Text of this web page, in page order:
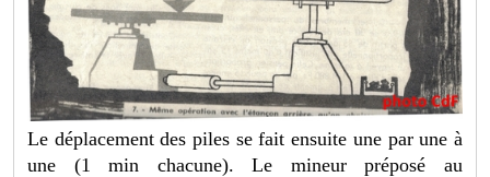
Le déplacement des piles se fait ensuite une par une à
une (1 min chacune). Le mineur préposé au